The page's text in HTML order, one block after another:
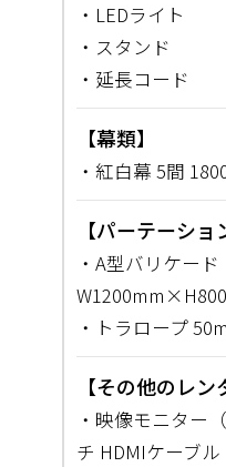
・LEDライト
・スタンド
・延長コード
【幕類】
・紅白幕 5間
【パーテーショ
・A型バリケード
・トラロープ
【その他のレン
・映像モニター
チ HDMIケーブル